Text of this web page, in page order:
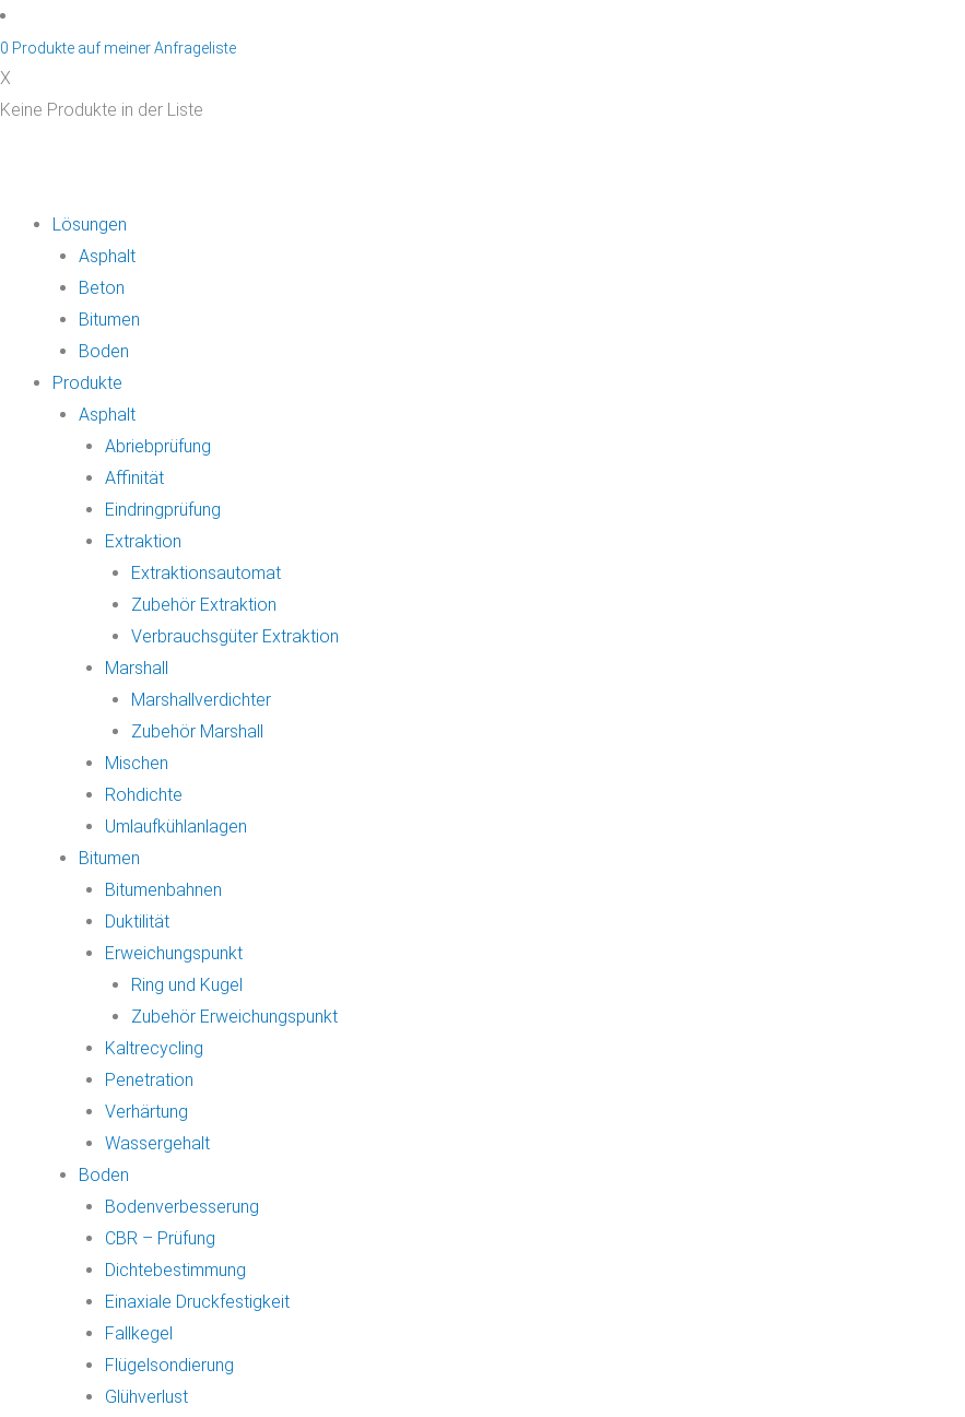
Zum
Inhalt
springen
0 Produkte auf meiner Anfrageliste
X
Keine Produkte in der Liste
Lösungen
Asphalt
Beton
Bitumen
Boden
Produkte
Asphalt
Abriebprüfung
Affinität
Eindringprüfung
Extraktion
Extraktionsautomat
Zubehör Extraktion
Verbrauchsgüter Extraktion
Marshall
Marshallverdichter
Zubehör Marshall
Mischen
Rohdichte
Umlaufkühlanlagen
Bitumen
Bitumenbahnen
Duktilität
Erweichungspunkt
Ring und Kugel
Zubehör Erweichungspunkt
Kaltrecycling
Penetration
Verhärtung
Wassergehalt
Boden
Bodenverbesserung
CBR – Prüfung
Dichtebestimmung
Einaxiale Druckfestigkeit
Fallkegel
Flügelsondierung
Glühverlust